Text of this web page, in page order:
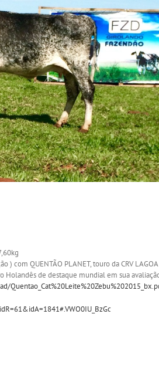
) com QUENTÃO PLANET, touro da CRV
Holandês de destaque mundial em sua